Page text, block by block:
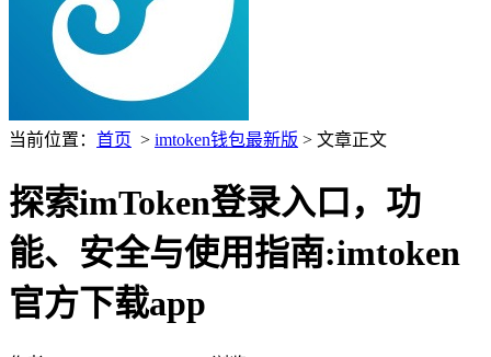
当前位置： 首页 > imtoken钱包最新版 > 文章正文
探索imToken登录入口，功
能、安全与使用指南:imtoken
官方下载app